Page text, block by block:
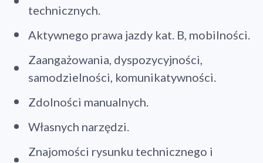
technicznych.
Aktywnego prawa jazdy kat. B, mobilności.
Zaangażowania, dyspozycyjności,
samodzielności, komunikatywności.
Zdolności manualnych.
Własnych narzędzi.
Znajomości rysunku technicznego i